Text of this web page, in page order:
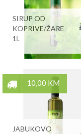
SIRUP OD
KOPRIVE/ŽARE
1L
10,00 KM
JABUKOVO